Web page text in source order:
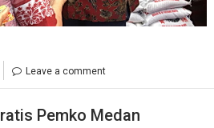
Leave a comment
Pemko Medan